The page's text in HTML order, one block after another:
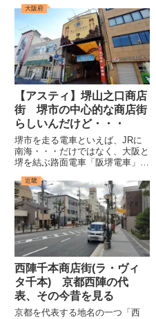
大阪府
【アスティ】堺山之口商店
街 堺市の中心的な商店街
らしいんだけど・・・
堺市を走る電車といえば、JRに
南海・・・だけではなく、大阪と
堺を結ぶ路面電車「阪堺電車」が
い。近年利用者の減少により存続
が危ぶまれているこの阪堺電車だ
が、近隣にイオンモールが開業し
たことにより若年層の利用が増
加、...
近畿
西陣千本商店街(ラ・ヴィ
タ千本) 京都西陣の代
表、その今昔を見る
京都を代表する地名の一つ「西